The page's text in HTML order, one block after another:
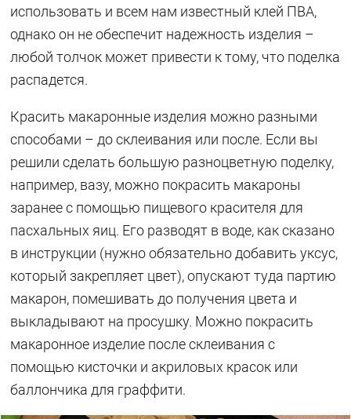
использовать и всем нам известный клей ПВА,
однако он не обеспечит надежность изделия –
любой толчок может привести к тому, что поделка
распадется.
Красить макаронные изделия можно разными
способами – до склеивания или после. Если вы
решили сделать большую разноцветную поделку,
например, вазу, можно покрасить макароны
заранее с помощью пищевого красителя для
пасхальных яиц. Его разводят в воде, как сказано
в инструкции (нужно обязательно добавить уксус,
который закрепляет цвет), опускают туда партию
макарон, помешивать до получения цвета и
выкладывают на просушку. Можно покрасить
макаронное изделие после склеивания с
помощью кисточки и акриловых красок или
баллончика для граффити.